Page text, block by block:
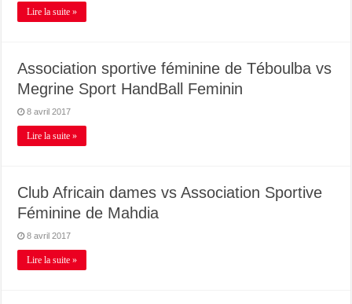
Lire la suite »
Association sportive féminine de Téboulba vs
Megrine Sport HandBall Feminin
8 avril 2017
Lire la suite »
Club Africain dames vs Association Sportive
Féminine de Mahdia
8 avril 2017
Lire la suite »